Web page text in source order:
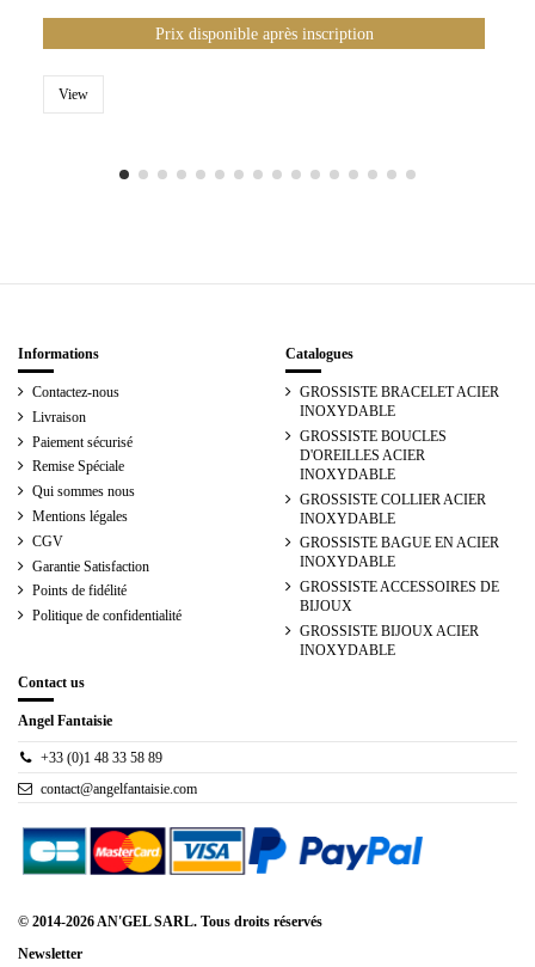
Prix disponible après inscription
View
Informations
Contactez-nous
Livraison
Paiement sécurisé
Remise Spéciale
Qui sommes nous
Mentions légales
CGV
Garantie Satisfaction
Points de fidélité
Politique de confidentialité
Catalogues
GROSSISTE BRACELET ACIER
INOXYDABLE
GROSSISTE BOUCLES
D'OREILLES ACIER
INOXYDABLE
GROSSISTE COLLIER ACIER
INOXYDABLE
GROSSISTE BAGUE EN ACIER
INOXYDABLE
GROSSISTE ACCESSOIRES DE
BIJOUX
GROSSISTE BIJOUX ACIER
INOXYDABLE
Contact us
Angel Fantaisie
+33 (0)1 48 33 58 89
contact@angelfantaisie.com
© 2014-2026 AN'GEL SARL. Tous droits réservés
Newsletter